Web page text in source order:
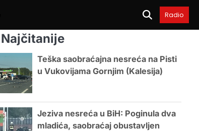
Radio
Najčitanije
Teška saobraćajna nesreća na Pisti
u Vukovijama Gornjim (Kalesija)
Jeziva nesreća u BiH: Poginula dva
mladića, saobraćaj obustavljen